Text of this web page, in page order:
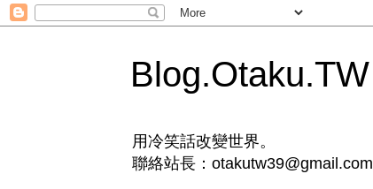
Blog.Otaku.TW
用冷笑話改變世界。
聯絡站長：otakutw39@gmail.com